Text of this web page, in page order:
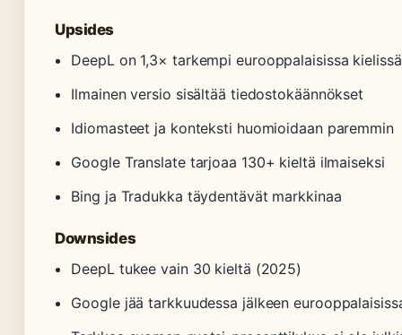
Upsides
DeepL on 1,3× tarkempi eurooppalaisissa kielissä
Ilmainen versio sisältää tiedostokäännökset
Idiomasteet ja konteksti huomioidaan paremmin
Google Translate tarjoaa 130+ kieltä ilmaiseksi
Bing ja Tradukka täydentävät markkinaa
Downsides
DeepL tukee vain 30 kieltä (2025)
Google jää tarkkuudessa jälkeen